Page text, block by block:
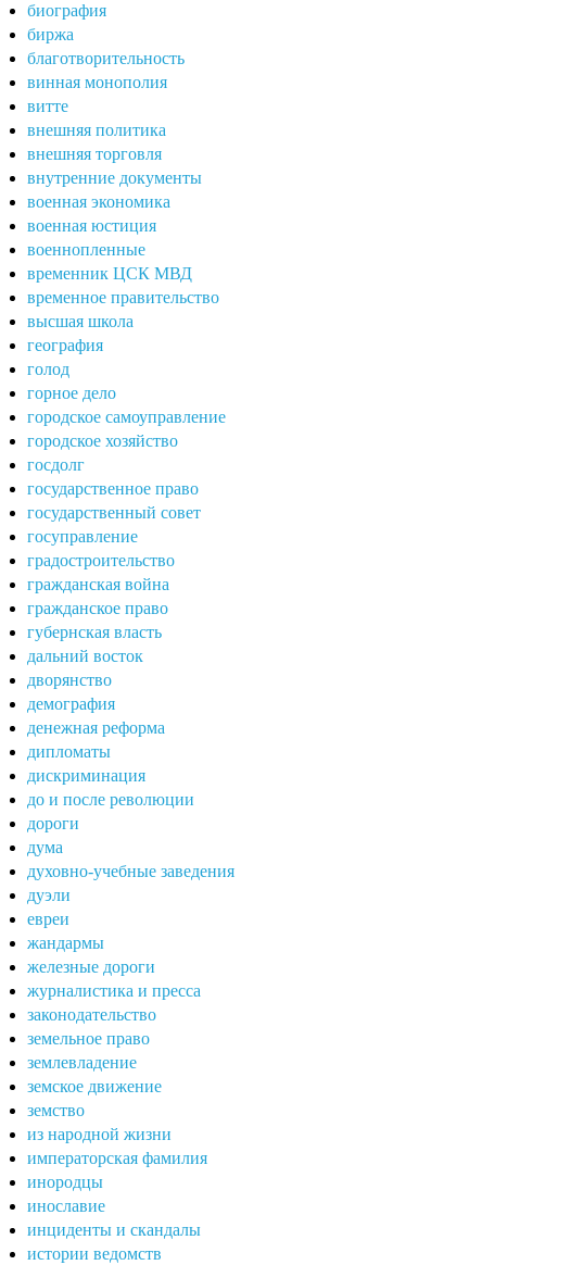
биография
биржа
благотворительность
винная монополия
витте
внешняя политика
внешняя торговля
внутренние документы
военная экономика
военная юстиция
военнопленные
временник ЦСК МВД
временное правительство
высшая школа
география
голод
горное дело
городское самоуправление
городское хозяйство
госдолг
государственное право
государственный совет
госуправление
градостроительство
гражданская война
гражданское право
губернская власть
дальний восток
дворянство
демография
денежная реформа
дипломаты
дискриминация
до и после революции
дороги
дума
духовно-учебные заведения
дуэли
евреи
жандармы
железные дороги
журналистика и пресса
законодательство
земельное право
землевладение
земское движение
земство
из народной жизни
императорская фамилия
инородцы
инославие
инциденты и скандалы
истории ведомств